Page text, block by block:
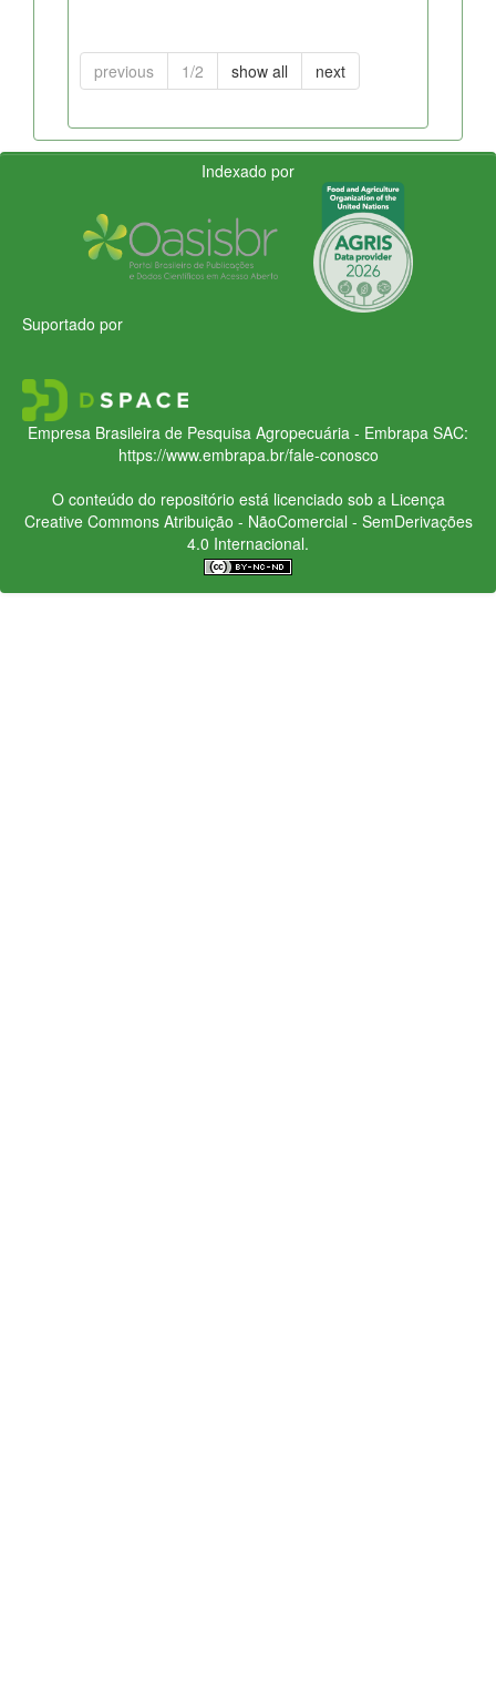
previous 1/2 show all next
Indexado por
Suportado por
Empresa Brasileira de Pesquisa Agropecuária - Embrapa SAC:
https://www.embrapa.br/fale-conosco
O conteúdo do repositório está licenciado sob a Licença
Creative CommonsAtribuição - NãoComercial - SemDerivações
4.0 Internacional.